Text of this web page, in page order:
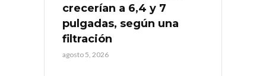
crecerían a 6,4 y 7
pulgadas, según una
filtración
agosto 5, 2026